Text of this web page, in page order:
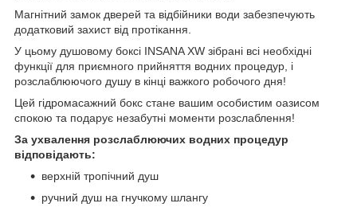
Магнітний замок дверей та відбійники води забезпечують
додатковий захист від протікання.
У цьому душовому боксі INSANA XW зібрані всі необхідні
функції для приємного прийняття водних процедур, і
розслаблюючого душу в кінці важкого робочого дня!
Цей гідромасажний бокс стане вашим особистим оазисом
спокою та подарує незабутні моменти розслаблення!
За ухвалення розслаблюючих водних процедур
відповідають:
верхній тропічний душ
ручний душ на гнучкому шлангу